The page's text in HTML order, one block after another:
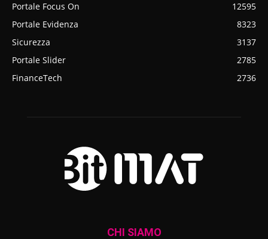
Portale Focus On
12595
Portale Evidenza
8323
Sicurezza
3137
Portale Slider
2785
FinanceTech
2736
CHI SIAMO